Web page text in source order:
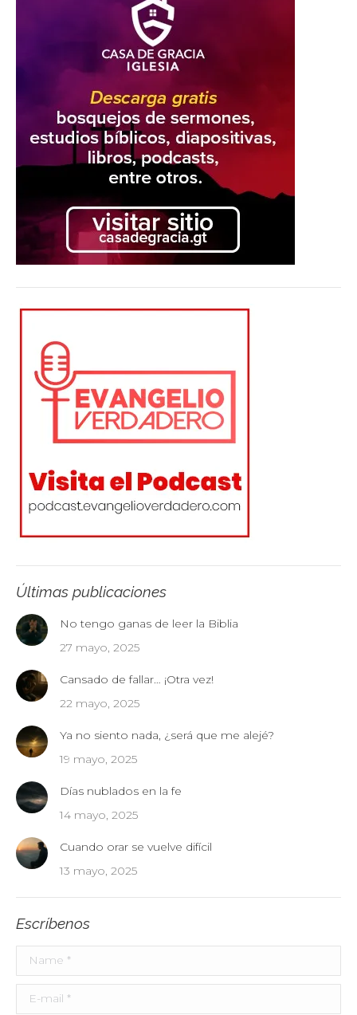
Últimas publicaciones
No tengo ganas de leer la Biblia
27 mayo, 2025
Cansado de fallar… ¡Otra vez!
22 mayo, 2025
Ya no siento nada, ¿será que me alejé?
19 mayo, 2025
Días nublados en la fe
14 mayo, 2025
Cuando orar se vuelve difícil
13 mayo, 2025
Escríbenos
Name *
E-mail *